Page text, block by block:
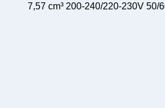
7,57 cm³ 200-240/220-230V 50/